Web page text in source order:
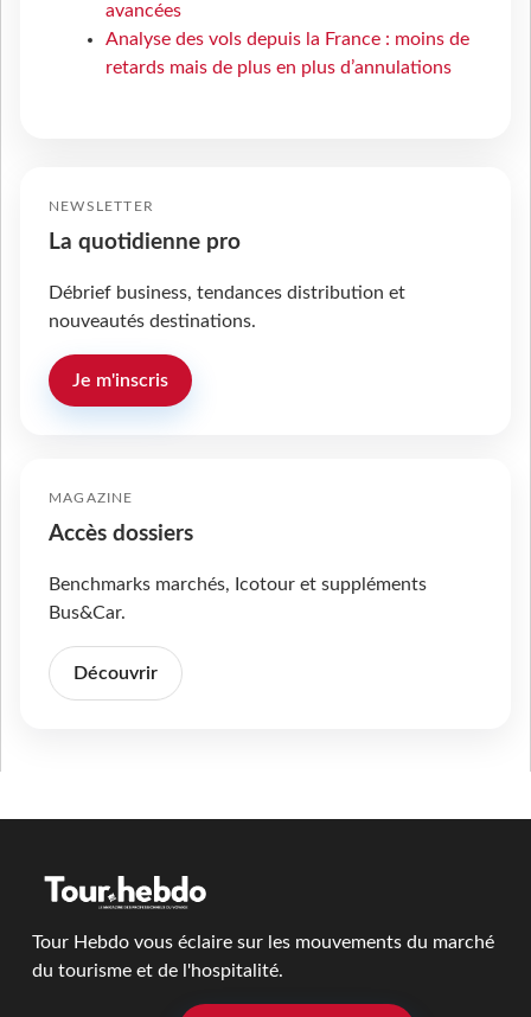
avancées
Analyse des vols depuis la France : moins de
retards mais de plus en plus d’annulations
NEWSLETTER
La quotidienne pro
Débrief business, tendances distribution et
nouveautés destinations.
Je m'inscris
MAGAZINE
Accès dossiers
Benchmarks marchés, Icotour et suppléments
Bus&Car.
Découvrir
Tour Hebdo vous éclaire sur les mouvements du marché
du tourisme et de l'hospitalité.